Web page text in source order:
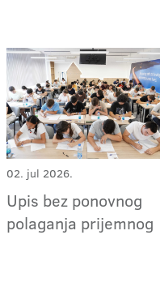
02. jul 2026.
Upis bez ponovnog
polaganja prijemnog